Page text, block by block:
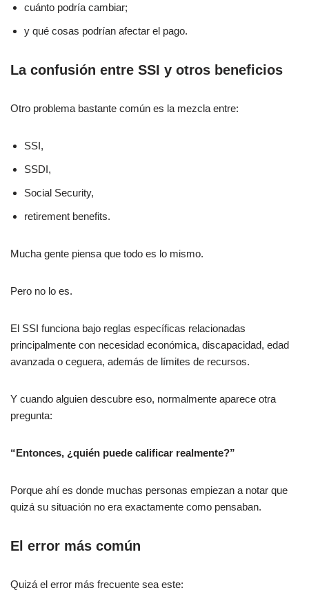
cuánto podría cambiar;
y qué cosas podrían afectar el pago.
La confusión entre SSI y otros beneficios
Otro problema bastante común es la mezcla entre:
SSI,
SSDI,
Social Security,
retirement benefits.
Mucha gente piensa que todo es lo mismo.
Pero no lo es.
El SSI funciona bajo reglas específicas relacionadas
principalmente con necesidad económica, discapacidad, edad
avanzada o ceguera, además de límites de recursos.
Y cuando alguien descubre eso, normalmente aparece otra
pregunta:
“Entonces, ¿quién puede calificar realmente?”
Porque ahí es donde muchas personas empiezan a notar que
quizá su situación no era exactamente como pensaban.
El error más común
Quizá el error más frecuente sea este: